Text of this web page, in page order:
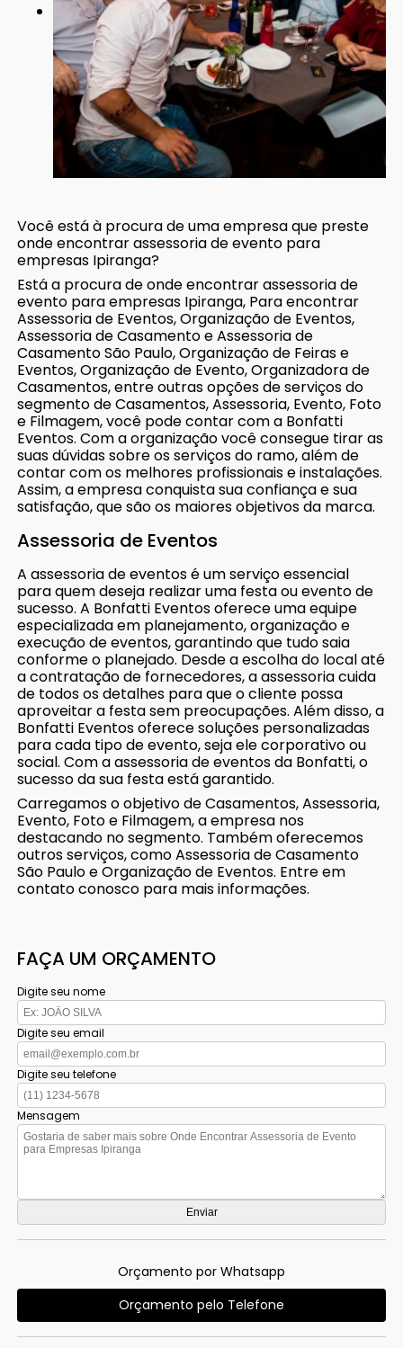
Você está à procura de uma empresa que preste
onde encontrar assessoria de evento para
empresas Ipiranga?
Está a procura de onde encontrar assessoria de
evento para empresas Ipiranga, Para encontrar
Assessoria de Eventos, Organização de Eventos,
Assessoria de Casamento e Assessoria de
Casamento São Paulo, Organização de Feiras e
Eventos, Organização de Evento, Organizadora de
Casamentos, entre outras opções de serviços do
segmento de Casamentos, Assessoria, Evento, Foto
e Filmagem, você pode contar com a Bonfatti
Eventos. Com a organização você consegue tirar as
suas dúvidas sobre os serviços do ramo, além de
contar com os melhores profissionais e instalações.
Assim, a empresa conquista sua confiança e sua
satisfação, que são os maiores objetivos da marca.
Assessoria de Eventos
A assessoria de eventos é um serviço essencial
para quem deseja realizar uma festa ou evento de
sucesso. A Bonfatti Eventos oferece uma equipe
especializada em planejamento, organização e
execução de eventos, garantindo que tudo saia
conforme o planejado. Desde a escolha do local até
a contratação de fornecedores, a assessoria cuida
de todos os detalhes para que o cliente possa
aproveitar a festa sem preocupações. Além disso, a
Bonfatti Eventos oferece soluções personalizadas
para cada tipo de evento, seja ele corporativo ou
social. Com a assessoria de eventos da Bonfatti, o
sucesso da sua festa está garantido.
Carregamos o objetivo de Casamentos, Assessoria,
Evento, Foto e Filmagem, a empresa nos
destacando no segmento. Também oferecemos
outros serviços, como Assessoria de Casamento
São Paulo e Organização de Eventos. Entre em
contato conosco para mais informações.
FAÇA UM ORÇAMENTO
Digite seu nome
Digite seu email
Digite seu telefone
Mensagem
Orçamento por Whatsapp
Orçamento pelo Telefone